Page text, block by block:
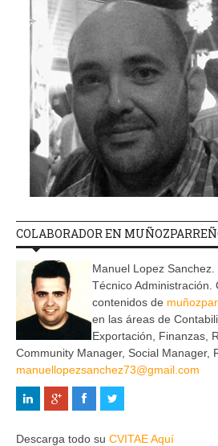
COLABORADOR EN
Manuel Lopez Sanchez.
Técnico Administración.
contenidos de
en las áreas de
Exportación, Finanzas,
Community Manager, Social Manager,
manuellopezsanchez73@gmail.com
Descarga todo su CVITAE Aquí